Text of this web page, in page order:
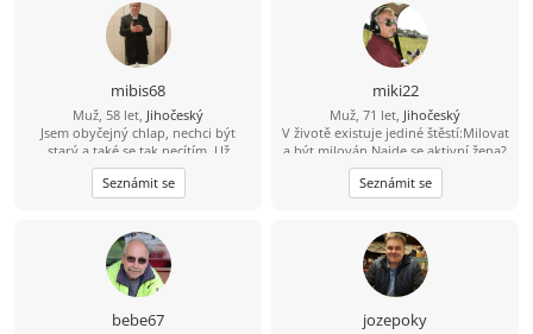
mibis68
Muž, 58 let, Jihočeský
Jsem obyčejný chlap, nechci být
starý a také se tak necítím. Už
dlouho jsem někomu neřekl
"miláčku, lásko". Chtěl bych poznat
spíše štíhlou ženu, která by to chtěla
to i já slyšel iod ní. Jinak dílna,
zahrádka, dům, kolo, voda,
houbaření, cross golf, trochu tanec,
hudba, atd.
Seznámit se
miki22
Muž, 71 let, Jihočeský
V životě existuje jediné štěstí:Milovat
a být milován.Najde se aktivní žena?
Seznámit se
bebe67 jozepoky